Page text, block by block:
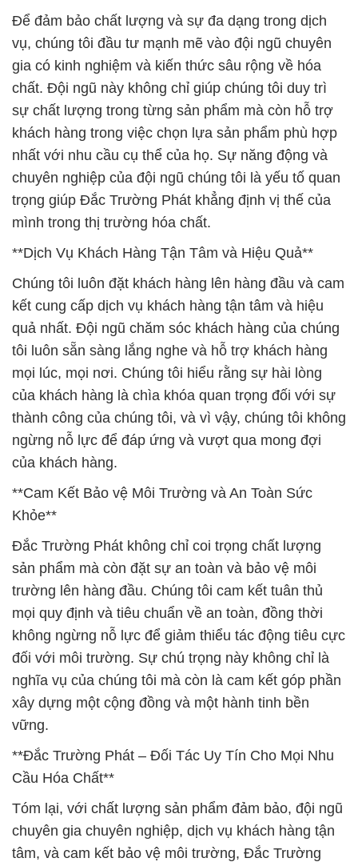
Để đảm bảo chất lượng và sự đa dạng trong dịch
vụ, chúng tôi đầu tư mạnh mẽ vào đội ngũ chuyên
gia có kinh nghiệm và kiến thức sâu rộng về hóa
chất. Đội ngũ này không chỉ giúp chúng tôi duy trì
sự chất lượng trong từng sản phẩm mà còn hỗ trợ
khách hàng trong việc chọn lựa sản phẩm phù hợp
nhất với nhu cầu cụ thể của họ. Sự năng động và
chuyên nghiệp của đội ngũ chúng tôi là yếu tố quan
trọng giúp Đắc Trường Phát khẳng định vị thế của
mình trong thị trường hóa chất.
**Dịch Vụ Khách Hàng Tận Tâm và Hiệu Quả**
Chúng tôi luôn đặt khách hàng lên hàng đầu và cam
kết cung cấp dịch vụ khách hàng tận tâm và hiệu
quả nhất. Đội ngũ chăm sóc khách hàng của chúng
tôi luôn sẵn sàng lắng nghe và hỗ trợ khách hàng
mọi lúc, mọi nơi. Chúng tôi hiểu rằng sự hài lòng
của khách hàng là chìa khóa quan trọng đối với sự
thành công của chúng tôi, và vì vậy, chúng tôi không
ngừng nỗ lực để đáp ứng và vượt qua mong đợi
của khách hàng.
**Cam Kết Bảo vệ Môi Trường và An Toàn Sức
Khỏe**
Đắc Trường Phát không chỉ coi trọng chất lượng
sản phẩm mà còn đặt sự an toàn và bảo vệ môi
trường lên hàng đầu. Chúng tôi cam kết tuân thủ
mọi quy định và tiêu chuẩn về an toàn, đồng thời
không ngừng nỗ lực để giảm thiểu tác động tiêu cực
đối với môi trường. Sự chú trọng này không chỉ là
nghĩa vụ của chúng tôi mà còn là cam kết góp phần
xây dựng một cộng đồng và một hành tinh bền
vững.
**Đắc Trường Phát – Đối Tác Uy Tín Cho Mọi Nhu
Cầu Hóa Chất**
Tóm lại, với chất lượng sản phẩm đảm bảo, đội ngũ
chuyên gia chuyên nghiệp, dịch vụ khách hàng tận
tâm, và cam kết bảo vệ môi trường, Đắc Trường